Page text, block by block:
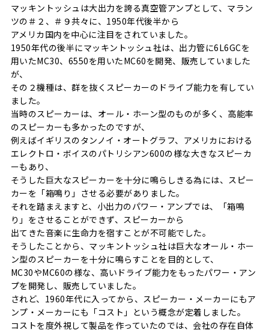
マッキントッシュは大出力を誇る真空管アンプとして、マラン
ツの＃２、＃９共々に、1950年代後半から
アメリカ国内を中心に注目をされていました。
1950年代の後半にマッキントッシュ社は、出力管に6L6GCを
用いたMC30、6550を用いたMC60を開発、販売していました
が、
その２機種は、群を抜くスピーカーのドライブ能力を有してい
ました。
当時のスピーカーは、オール・ホーン型のものが多く、高能率
のスピーカーも多かったのですが、
例えばイギリスのタンノイ・オートグラフ、アメリカにおける
エレクトロ・ボイスのパトリシアン600の様な大きなスピーカ
ーもあり、
そうした巨大なスピーカーを十分に鳴らしきる為には、スピー
カーを「箱鳴り」させる必要がありました。
それを踏まえますと、小出力のパワー・アンプでは、「箱鳴
り」をさせることができず、スピーカーから
出てきた音楽に生命力を宿すことが不可能でした。
そうしたことから、マッキントッシュ社は巨大なオール・ホー
ン型のスピーカーを十分に鳴らすことを目的として、
MC30やMC60の様な、高いドライブ能力をもったパワー・アン
プを開発し、販売していました。
されど、1960年代に入ってから、スピーカー・メーカーにもア
ンプ・メーカーにも「コスト」という概念が定着しました。
コストを度外視して製品を作っていたのでは、会社の存在自体